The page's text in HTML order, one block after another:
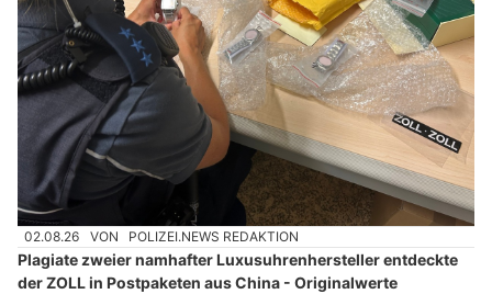
02.08.26 VON POLIZEI.NEWS REDAKTION
Plagiate zweier namhafter Luxusuhrenhersteller entdeckte
der ZOLL in Postpaketen aus China - Originalwerte